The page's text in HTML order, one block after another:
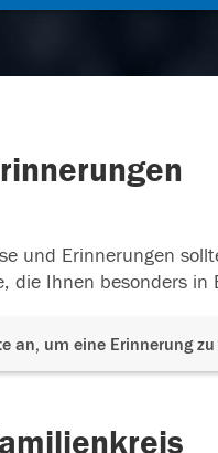
und Erinnerungen
die Ihnen besonders
an, um eine Erinnerung zu